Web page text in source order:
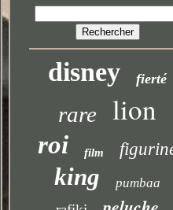
disney fierté
rare lion
roi film
king pumbaa